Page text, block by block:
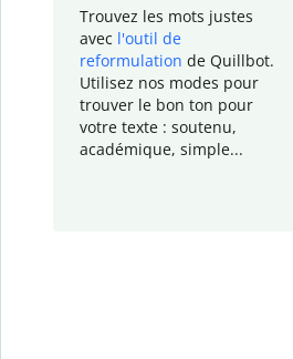
Trouvez les mots justes
avec l'outil de
reformulation de Quillbot.
Utilisez nos modes pour
trouver le bon ton pour
votre texte : soutenu,
académique, simple...